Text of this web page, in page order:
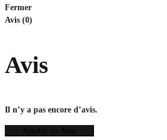
Fermer
Avis (0)
Avis
Il n’y a pas encore d’avis.